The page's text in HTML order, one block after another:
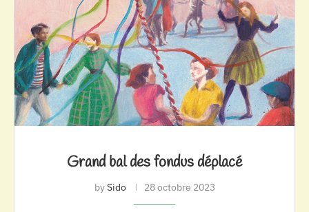
Grand bal des fondus déplacé
bySido 28 octobre 2023